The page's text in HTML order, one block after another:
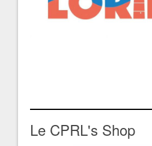
Le CPRL's Shop